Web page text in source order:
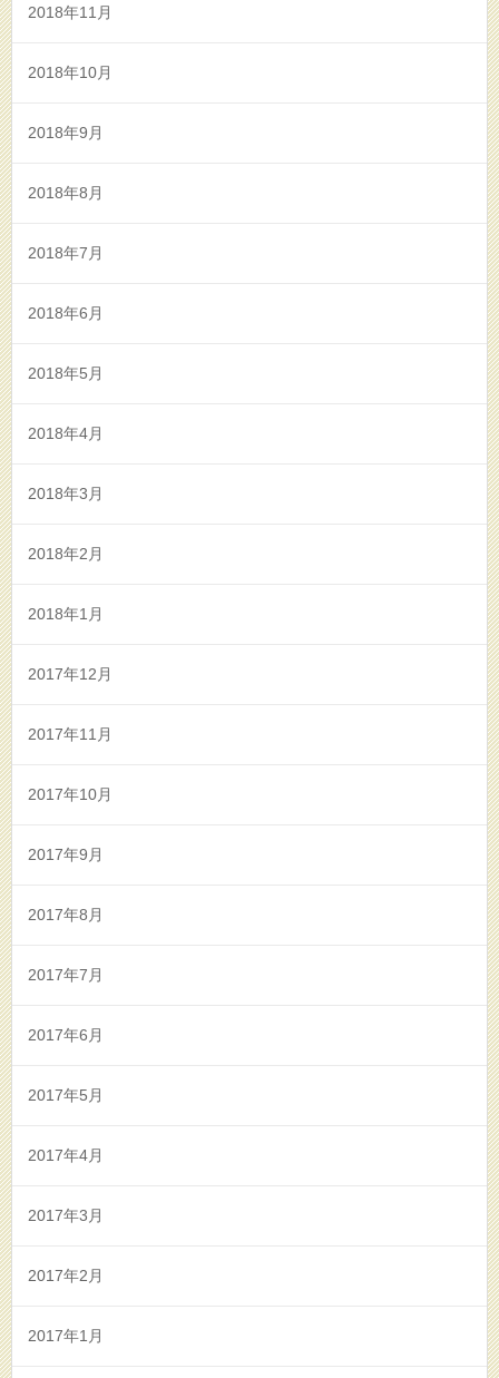
2018年11月
2018年10月
2018年9月
2018年8月
2018年7月
2018年6月
2018年5月
2018年4月
2018年3月
2018年2月
2018年1月
2017年12月
2017年11月
2017年10月
2017年9月
2017年8月
2017年7月
2017年6月
2017年5月
2017年4月
2017年3月
2017年2月
2017年1月